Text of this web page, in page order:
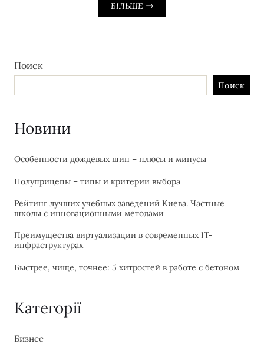
БІЛЬШЕ
Поиск
Поиск
Новини
Особенности дождевых шин – плюсы и минусы
Полуприцепы – типы и критерии выбора
Рейтинг лучших учебных заведений Киева. Частные
школы с инновационными методами
Преимущества виртуализации в современных IT-
инфраструктурах
Быстрее, чище, точнее: 5 хитростей в работе с бетоном
Категорії
Бизнес